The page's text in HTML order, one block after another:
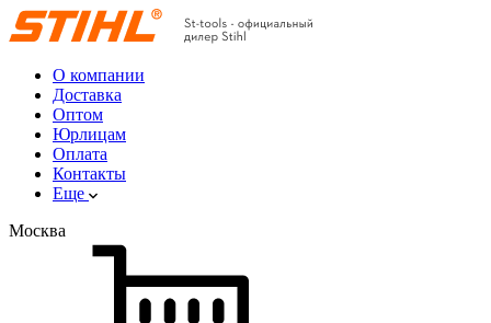
О компании
Доставка
Оптом
Юрлицам
Оплата
Контакты
Еще
Москва